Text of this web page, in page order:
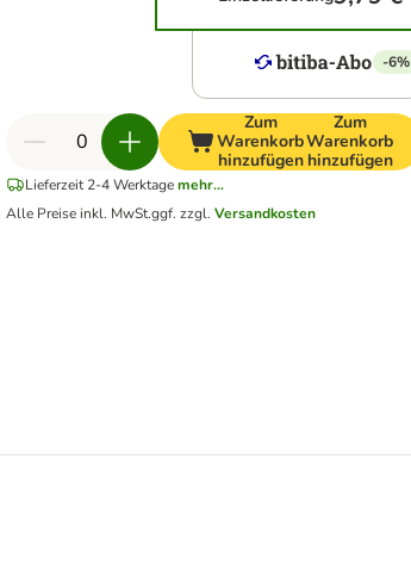
-6%
Zum
Warenkorb
hinzufügen
Zum
Warenkorb
hinzufügen
Lieferzeit 2-4 Werktagemehr...
Alle Preise inkl. MwSt.ggf. zzgl.Versandkosten